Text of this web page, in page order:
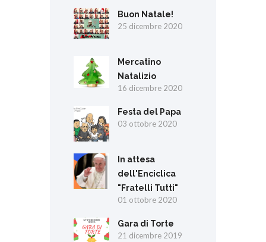
Buon Natale!
25 dicembre 2020
Mercatino
Natalizio
16 dicembre 2020
Festa del Papa
03 ottobre 2020
In attesa
dell'Enciclica
"Fratelli Tutti"
01 ottobre 2020
Gara di Torte
21 dicembre 2019